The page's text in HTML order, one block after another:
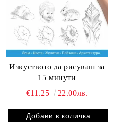
Изкуството да рисуваш за
15 минути
€11.25
22.00лв.